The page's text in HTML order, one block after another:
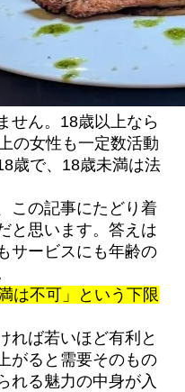
の目標で信頼を得
で「癒し枠」にな
格で差別化する
見
す
させる
視したいこと
せん。18歳以上なら
の女性も一定数活動
歳で、18歳未満は法
この記事にたどり着
と思います。答えは
サービスにも年齢の
は不可」という下限
れば若いほど有利と
がると需要そのもの
れる魅力の中身が入